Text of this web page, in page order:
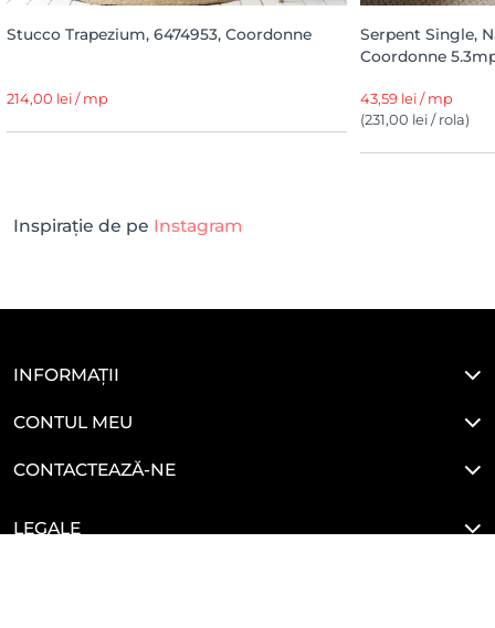
Stucco Trapezium, 6474953, Coordonne
214,00 lei / mp
Serpent Single,
Coordonne
43,59 lei / mp
(231,00 lei / rola)
Inspirație de pe Instagram
INFORMAȚII
CONTUL MEU
CONTACTEAZĂ-NE
LEGALE